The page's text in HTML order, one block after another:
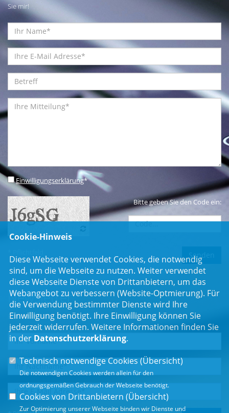
Sie mir!
Einwilligungserklärung*
Bitte geben Sie den Code ein:
Newsletter
Erhalten Sie Neuigkeiten aus dem Landtag und der Region.
Cookie-Hinweis
Diese Webseite verwendet Cookies, die notwendig
sind, um die Webseite zu nutzen. Weiter verwendet
diese Webseite Dienste von Drittanbietern, um das
Webangebot zu verbessern (Website-Optmierung). Für
die Verwendung bestimmter Dienste wird Ihre
Einwilligung benötigt. Ihre Einwilligung können Sie
jederzeit widerrufen. Weitere Informationen finden Sie
in der Datenschutzerklärung.
Technisch notwendige Cookies (Übersicht)
Die notwendigen Cookies werden allein für den
ordnungsgemäßen Gebrauch der Webseite benötigt.
Cookies von Drittanbietern (Übersicht)
Zur Optimierung unserer Webseite binden wir Dienste und